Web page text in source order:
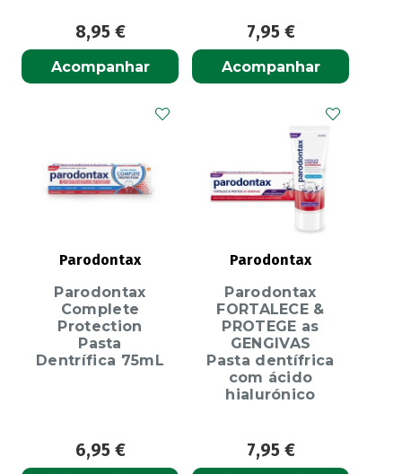
8,95 €
Acompanhar
7,95 €
Acompanhar
Parodontax
Parodontax
Complete
Protection
Pasta
Dentrífica 75mL
6,95 €
Parodontax
Parodontax
FORTALECE &
PROTEGE as
GENGIVAS
Pasta dentífrica
com ácido
hialurónico
7,95 €